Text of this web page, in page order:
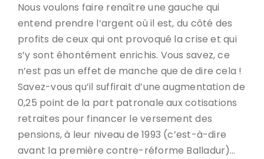
Nous voulons faire renaître une gauche qui
entend prendre l’argent où il est, du côté des
profits de ceux qui ont provoqué la crise et qui
s’y sont éhontément enrichis. Vous savez, ce
n’est pas un effet de manche que de dire cela !
Savez-vous qu’il suffirait d’une augmentation de
0,25 point de la part patronale aux cotisations
retraites pour financer le versement des
pensions, à leur niveau de 1993 (c’est-à-dire
avant la première contre-réforme Balladur)…